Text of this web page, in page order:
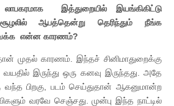
இத்துறையில் இயங்கிகிட்டு
ஆபத்தென்று தெரிந்தும் நீங்க
என்ன காரணம்?
முதல் காரணம். இந்தச் சினிமாதுறைக்கு
இருந்து ஒரு கனவு இருந்தது. அதே
பிறகு, படம் செய்துதான் ஆகனுமான்ற
வரவே செஞ்சது. முன்பு இந்த நாட்டில்